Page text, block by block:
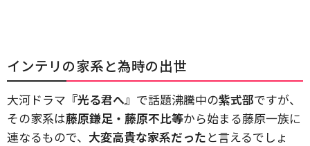
インテリの家系と為時の出世
大河ドラマ 『光る君へ』 で話題沸騰中の紫式部ですが、
その家系は藤原鎌足・藤原不比等から始まる藤原一族に
連なるもので、 大変高貴な家系だったと言えるでしょ